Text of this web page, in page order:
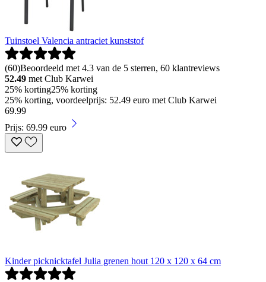
Tuinstoel Valencia antraciet kunststof
(60)Beoordeeld met 4.3 van de 5 sterren, 60 klantreviews
52.49 met Club Karwei
25% korting25% korting
25% korting, voordeelprijs: 52.49 euro met Club Karwei
69.99
Prijs: 69.99 euro
Kinder picknicktafel Julia grenen hout 120 x 120 x 64 cm